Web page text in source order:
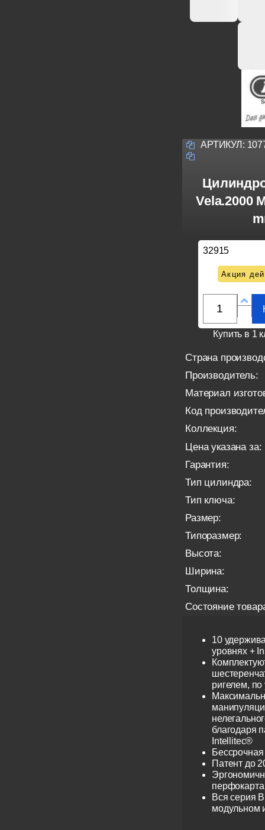
АРТИКУЛ:
Vela.2000
32915
Акция
Купить в 1
Страна
Производитель:
Материал
Код
Коллекция:
Цена указана за:
Гарантия:
Тип цилиндра:
Тип ключа:
Размер:
Типоразмер:
Высота:
Ширина:
Толщина:
Состояние
10
уровнях +
ригелем,
благодаря
Intellitec®
Патент до
перфокарта
Вся серия
модульном